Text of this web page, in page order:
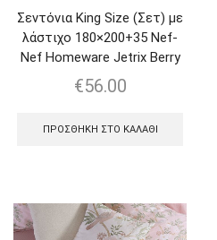
Σεντόνια King Size (Σετ) με
λάστιχο 180×200+35 Nef-
Nef Homeware Jetrix Berry
€56.00
ΠΡΟΣΘΉΚΗ ΣΤΟ ΚΑΛΆΘΙ